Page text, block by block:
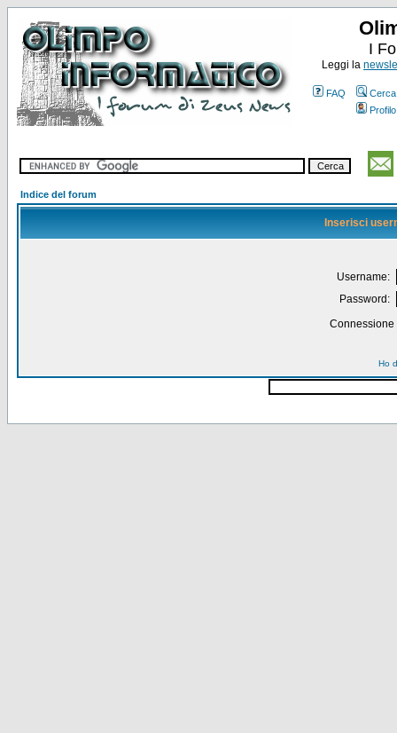
I
Leggi la
FAQ
Cerca
Profilo
Indice del forum
Inserisci
Username:
Password:
Ho